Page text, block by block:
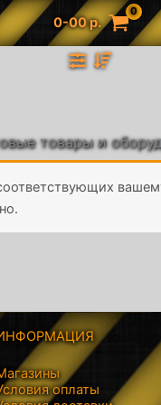
0-00р.
товары и
оплаты